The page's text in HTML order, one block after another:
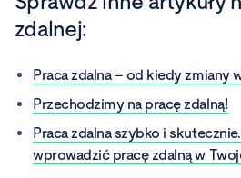
zdalnej:
Praca zdalna – od kiedy zmiany
Przechodzimy na pracę zdalną!
Praca zdalna szybko i
wprowadzić pracę zdalną w